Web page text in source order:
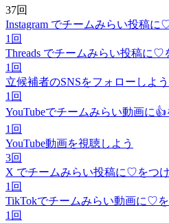
37回
Instagram でチームみらい投稿に
1回
Threads でチームみらい投稿に♡
1回
立候補者のSNSをフォローしよう
1回
YouTubeでチームみらい動画に👍
1回
YouTube動画を視聴しよう
3回
X でチームみらい投稿に♡をつ
1回
TikTokでチームみらい動画に♡を
1回